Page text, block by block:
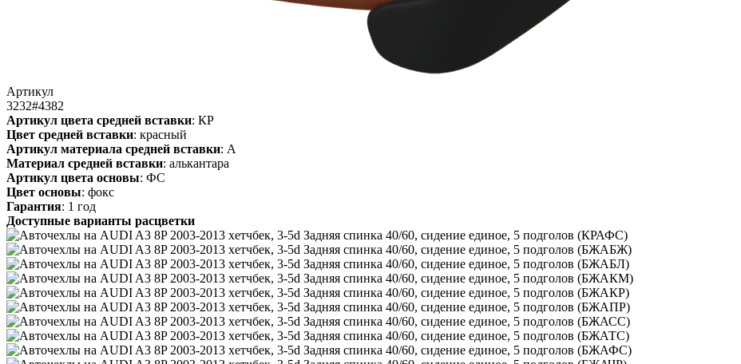
Артикул
3232#4382
Артикул цвета средней вставки: КР
Цвет средней вставки: красный
Артикул материала средней вставки: А
Материал средней вставки: алькантара
Артикул цвета основы: ФС
Цвет основы: фокс
Гарантия: 1 год
Доступные варианты расцветки